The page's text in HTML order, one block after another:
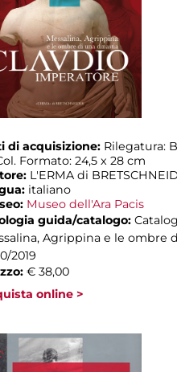
di acquisizione: Rilegatura:
Formato: 24,5 x 28 cm
L'ERMA di
italiano
Museo dell'Ara Pacis
guida/catalogo:
Agrippina e le ombre
2019
€ 38,00
online >